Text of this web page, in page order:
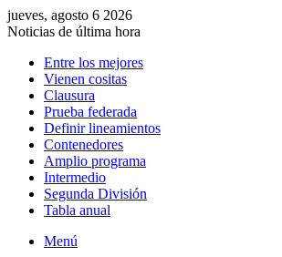
jueves, agosto 6 2026
Noticias de última hora
Entre los mejores
Vienen cositas
Clausura
Prueba federada
Definir lineamientos
Contenedores
Amplio programa
Intermedio
Segunda División
Tabla anual
Menú